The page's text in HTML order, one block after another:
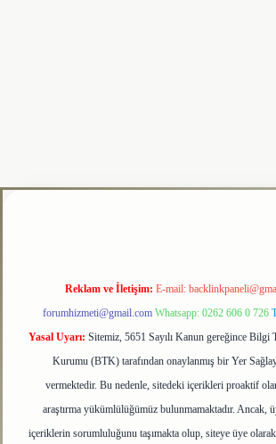
Reklam ve İletişim: E-mail:
forumhizmeti@gmail.com Whatsapp: 0262 606 0 726
Yasal Uyarı: Sitemiz, 5651 Sayılı Kanun gereğince
Kurumu (BTK) tarafından onaylanmış bir Yer
vermektedir. Bu nedenle, sitedeki içerikleri proaktif
araştırma yükümlülüğümüz bulunmamaktadır. Ancak,
içeriklerin sorumluluğunu taşımakta olup, siteye üye